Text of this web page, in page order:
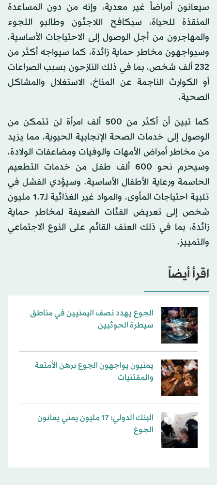
سيعانون أمراضاً غير معدية، وإنه من دون المساعدة
المنقذة للحياة، سيكافح اللاجئون وطالبو اللجوء
والمهاجرون من أجل الوصول إلى الاحتياجات الأساسية،
وسيواجهون مخاطر حماية زائدة، كما سيواجه أكثر من
232 ألف شخص، بما في ذلك النازحون بسبب الصراعات
أو الكوارث الناجمة عن المناخ، الاستغلال والمشاكل
الصحية.
كما تبين أن أكثر من 500 ألف امرأة لن تتمكن من
الوصول إلى خدمات الصحة الإنجابية الحيوية، مما يزيد
من مخاطر أمراض الأمهات والوفيات ومضاعفات الولادة،
وسيحرم نحو 600 ألف طفل من خدمات التطعيم
الحاسمة ورعاية الأطفال الأساسية. وسيؤدي الفشل في
تلبية احتياجات المأوى، والمواد غير الغذائية لـ1.7 مليون
شخص إلى تعريض الفئات الضعيفة لمخاطر حماية
زائدة، بما في ذلك العنف القائم على النوع الاجتماعي
والتمييز.
اقرأ أيضاً
الجوع يهدد نصف اليمنيين في مناطق
سيطرة الحوثيين
يمنيون يواجهون الجوع برهن الأمتعة
والمقتنيات
البنك الدولي: 17 مليون يمني يعانون
الجوع